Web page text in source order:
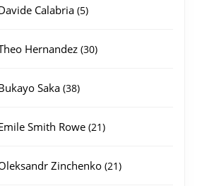
Calabria 55
Hernandez 3030
Saka 3838
Smith Rowe 2121
Zinchenko 2121